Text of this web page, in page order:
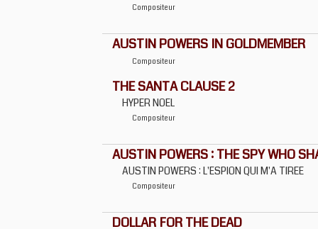
Compositeur
AUSTIN POWERS IN GOLDMEMBER
Compositeur
THE SANTA CLAUSE 2
HYPER NOEL
Compositeur
AUSTIN POWERS : THE SPY WHO
AUSTIN POWERS : L'ESPION QUI M'A TIREE
Compositeur
DOLLAR FOR THE DEAD